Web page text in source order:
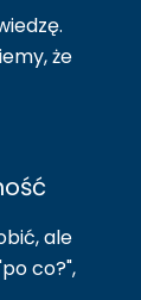
że
ale
co?",